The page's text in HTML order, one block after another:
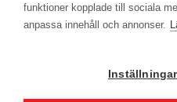
Kontakt
Kontakta oss
funktioner kopplade till sociala
anpassa innehåll och annonser.